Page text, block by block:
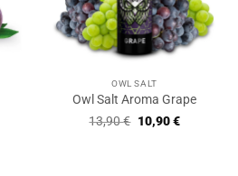
OWL SALT
Owl Salt Aroma Grape
13,90€ Ursprünglicher
Preis
10,90€Aktueller